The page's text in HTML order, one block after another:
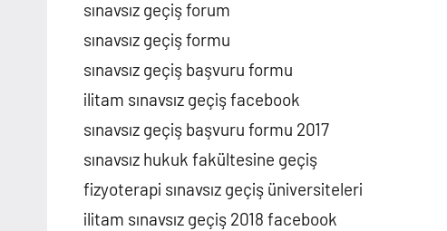
sınavsız geçiş forum
sınavsız geçiş formu
sınavsız geçiş başvuru formu
ilitam sınavsız geçiş facebook
sınavsız geçiş başvuru formu 2017
sınavsız hukuk fakültesine geçiş
fizyoterapi sınavsız geçiş üniversiteleri
ilitam sınavsız geçiş 2018 facebook